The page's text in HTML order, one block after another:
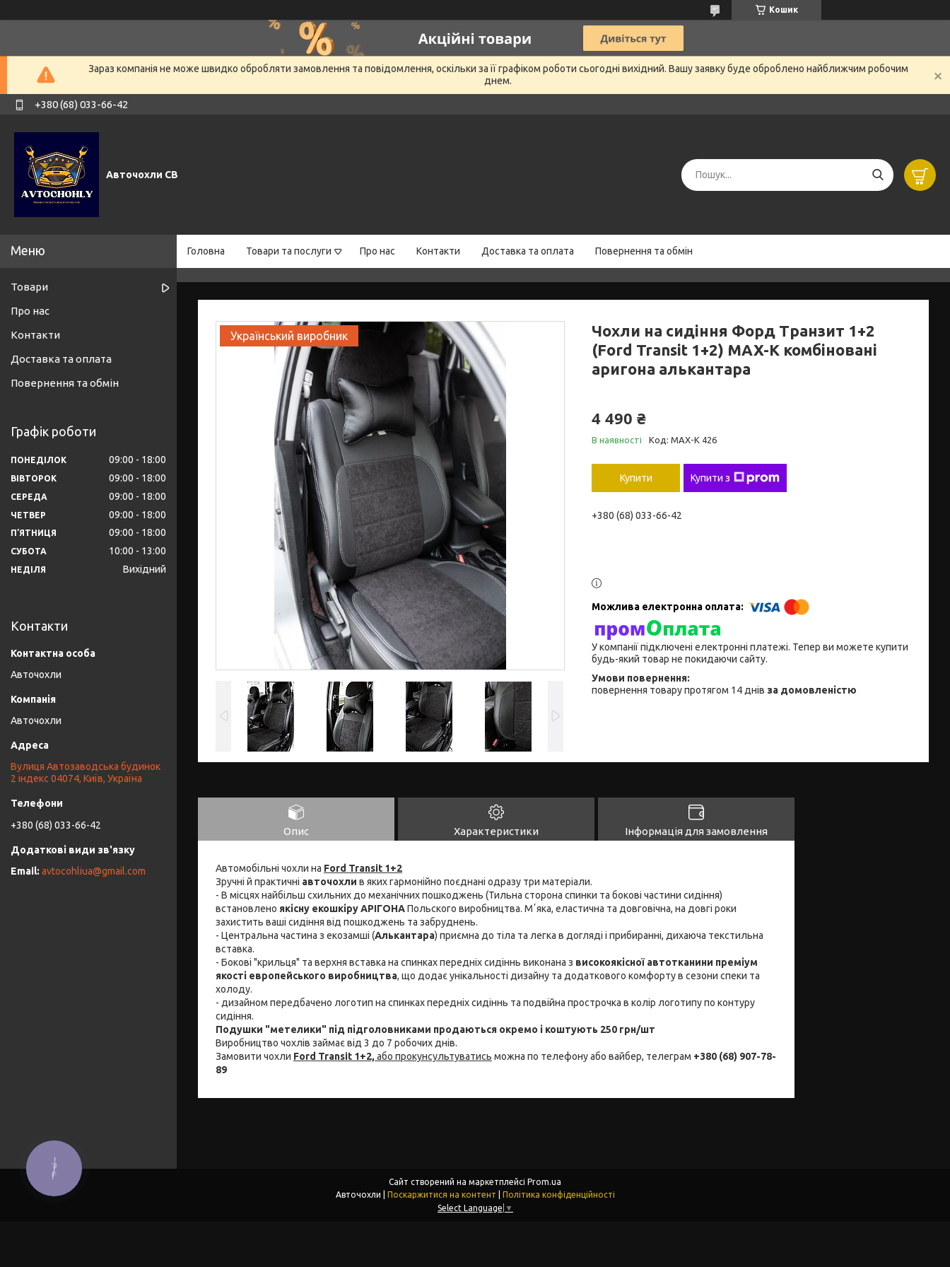
Кошик
Зараз компанія не може швидко обробляти замовлення та повідомлення, оскільки за її графіком роботи сьогодні вихідний. Вашу заявку буде оброблено найближчим робочим
днем.
+380 (68) 033-66-42
Авточохли СВ
Головна Товари та послуги Про нас Контакти Доставка та оплата Повернення та обмін
Український виробник
Чохли на сидіння Форд Транзит 1+2
(Ford Transit 1+2) MAX-K комбіновані
аригона алькантара
4 490 ₴
В наявності Код: MAX-K 426
Купити Купити з
+380 (68) 033-66-42
У компанії підключені електронні платежі. Тепер ви можете купити
будь-який товар не покидаючи сайту.
повернення товару протягом 14 днів за домовленістю
Опис Характеристики Інформація для замовлення
Автомобільні чохли на Ford Transit 1+2
Зручні й практичні авточохли в яких гармонійно поєднані одразу три матеріали.
- В місцях найбільш схильних до механічних пошкоджень (Тильна сторона спинки та бокові частини сидіння)
встановлено якісну екошкіру АРІГОНАПольского виробництва. Мʼяка, еластична та довговічна, на довгі роки
захистить ваші сидіння від пошкоджень та забруднень.
- Центральна частина з екозамші (Алькантара) приємна до тіла та легка в догляді і прибиранні, дихаюча текстильна
вставка.
- Бокові "крильця" та верхня вставка на спинках передніх сидіннь виконана з високоякісної автотканини преміум
якості европейського виробництва, що додає унікальності дизайну та додаткового комфорту в сезони спеки та
холоду.
- дизайном передбачено логотип на спинках передніх сидіннь та подвійна прострочка в колір логотипу по контуру
сидіння.
Подушки "метелики" під підголовниками продаються окремо і коштують 250 грн/шт
Виробництво чохлів займає від 3 до 7 робочих днів.
Замовити чохли Ford Transit 1+2, або прокунсультуватись можна по телефону або вайбер, телеграм +380 (68) 907-78-
89
Товари
Про нас
Контакти
Доставка та оплата
Повернення та обмін
Графік роботи
ПОНЕДІЛОК 09:00 18:00
ВІВТОРОК 09:00 18:00
СЕРЕДА 09:00 18:00
ЧЕТВЕР 09:00 18:00
ПʼЯТНИЦЯ 09:00 18:00
СУБОТА 10:00 13:00
НЕДІЛЯ Вихідний
Контакти
Авточохли
Авточохли
Вулиця Автозаводська будинок
2 індекс 04074, Київ, Україна
+380 (68) 033-66-42
avtocohliua@gmail.com
Сайт створений на маркетплейсі Prom.ua
Поскаржитися на контент
Політика конфіденційності
Select Language ▼
КНОПКА
ЗВ'ЯЗКУ